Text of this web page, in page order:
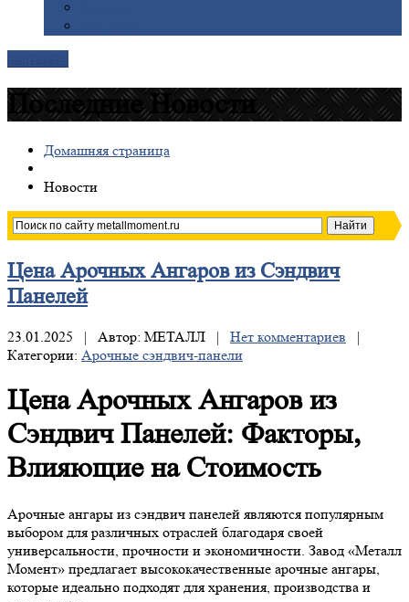
Последние Новости
Домашняя страница
Новости
ЦенаАрочных Ангаров из Сэндвич
Панелей
23.01.2025 | Автор: МЕТАЛЛ | Нет комментариев |
Категории: Арочные сэндвич-панели
Цена Арочных Ангаров из
Сэндвич Панелей: Факторы,
Влияющие на Стоимость
Арочные ангары из сэндвич панелей являются популярным
выбором для различных отраслей благодаря своей
универсальности, прочности и экономичности. Завод «Металл
Момент» предлагает высококачественные арочные ангары,
которые идеально подходят для хранения, производства и